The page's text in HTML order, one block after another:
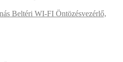
Beltéri WI-FI Öntözésvezérlő,